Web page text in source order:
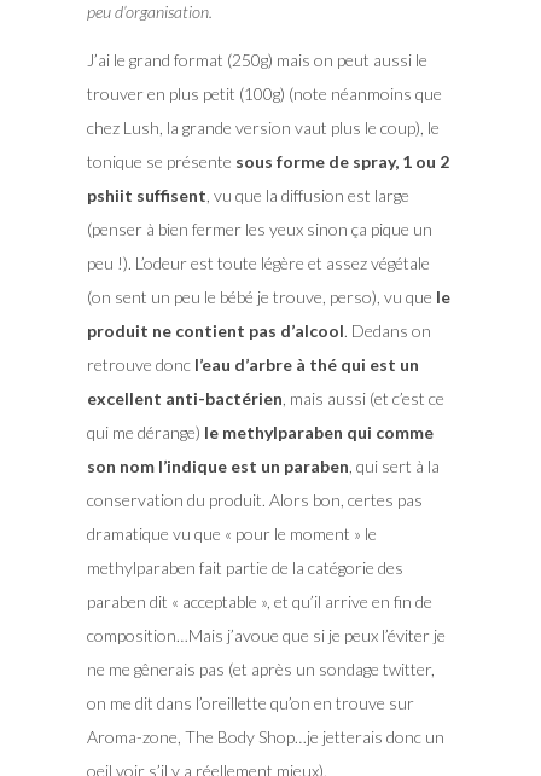
peu d’organisation.
J’ai le grand format (250g) mais on peut aussi le
trouver en plus petit (100g) (note néanmoins que
chez Lush, la grande version vaut plus le coup), le
tonique se présente sous forme de spray, 1 ou 2
pshiit suffisent , vu que la diffusion est large
(penser à bien fermer les yeux sinon ça pique un
peu !). L’odeur est toute légère et assez végétale
(on sent un peu le bébé je trouve, perso), vu que le
produit ne contient pas d’alcool. Dedans on
retrouve donc l’eau d’arbre à thé qui est un
excellent anti-bactérien , mais aussi (et c’est ce
qui me dérange) le methylparaben qui comme
son nom l’indique est un paraben , qui sert à la
conservation du produit. Alors bon, certes pas
dramatique vu que « pour le moment » le
methylparaben fait partie de la catégorie des
paraben dit « acceptable », et qu’il arrive en fin de
composition…Mais j’avoue que si je peux l’éviter je
ne me gênerais pas (et après un sondage twitter,
on me dit dans l’oreillette qu’on en trouve sur
Aroma-zone, The Body Shop…je jetterais donc un
oeil voir s’il y a réellement mieux).